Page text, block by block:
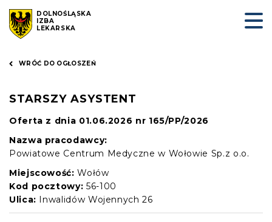
DOLNOŚLĄSKA
IZBA
LEKARSKA
WRÓĆ DO OGŁOSZEŃ
STARSZY ASYSTENT
Oferta z dnia 01.06.2026 nr 165/PP/2026
Nazwa pracodawcy:
Powiatowe Centrum Medyczne w Wołowie Sp.z o.o.
Miejscowość: Wołów
Kod pocztowy: 56-100
Ulica: Inwalidów Wojennych 26